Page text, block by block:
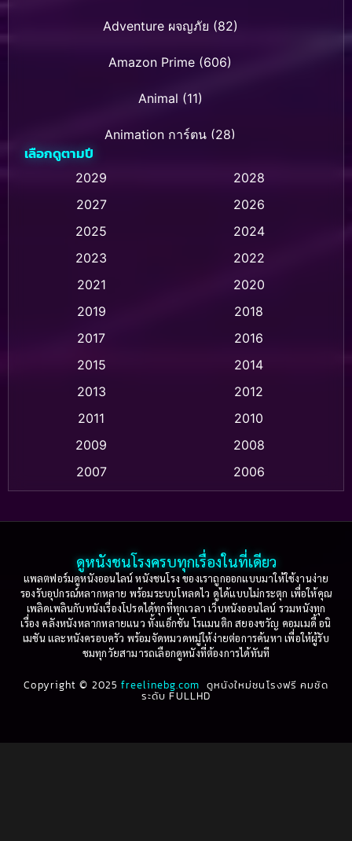
Adventure ผจญภัย (82)
Amazon Prime (606)
Animal (11)
Animation การ์ตูน (28)
Animation การ์ตูน (232)
Animation การ์ตูน (32)
Animation แอนิเมชั่น (1)
Animation แอนิเมชัน (1)
Based on a True Story เรื่องจริง(36)
Based on Novel(16)
Betrayal(1)
Biography(3)
เลือกดูตามปี
2029
2028
2027
2026
2025
2024
2023
2022
2021
2020
2019
2018
2017
2016
2015
2014
2013
2012
2011
2010
2009
2008
2007
2006
2003
2002
2001
2000
1999
1998
1997
1996
1995
1994
1993
1992
1991
1990
ดูหนังชนโรงครบทุกเรื่องในที่เดียว
แพลตฟอร์มดูหนังออนไลน์ หนังชนโรง ของเราถูกออกแบบมาให้ใช้งานง่าย
รองรับอุปกรณ์หลากหลาย พร้อมระบบโหลดไว ดูได้แบบไม่กระตุก เพื่อให้คุณ
เพลิดเพลินกับหนังเรื่องโปรดได้ทุกที่ทุกเวลา เว็บหนังออนไลน์ รวมหนังทุก
เรื่อง คลังหนังหลากหลายแนว ทั้งแอ็กชัน โรแมนติก สยองขวัญ คอมเมดี้ อนิ
เมชัน และหนังครอบครัว พร้อมจัดหมวดหมู่ให้ง่ายต่อการค้นหา เพื่อให้ผู้รับ
ชมทุกวัยสามารถเลือกดูหนังที่ต้องการได้ทันที
Copyright © 2025freelinebg.com ดูหนังใหม่ชนโรงฟรี คมชัด
ระดับ FULLHD